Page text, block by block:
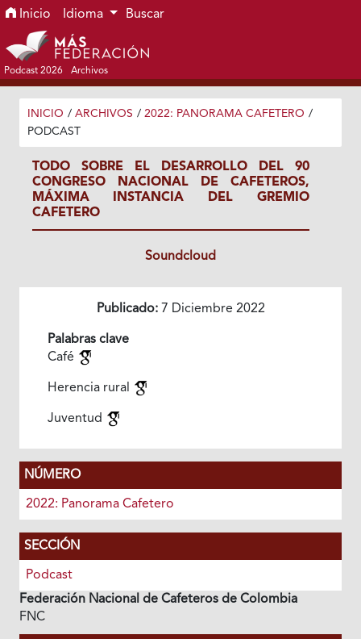
Ir al menú de navegación principal
Ir al contenido principal
Ir al pie de página del sitio
Inicio Idioma Buscar
Podcast 2026 Archivos
INICIO / ARCHIVOS / 2022: PANORAMA CAFETERO /
PODCAST
TODO SOBRE EL DESARROLLO DEL 90
CONGRESO NACIONAL DE CAFETEROS,
MÁXIMA INSTANCIA DEL GREMIO
CAFETERO
Soundcloud
Publicado:7 Diciembre 2022
Palabras clave
Café
Herencia rural
Juventud
NÚMERO
2022: Panorama Cafetero
SECCIÓN
Podcast
Federación Nacional de Cafeteros de Colombia
FNC